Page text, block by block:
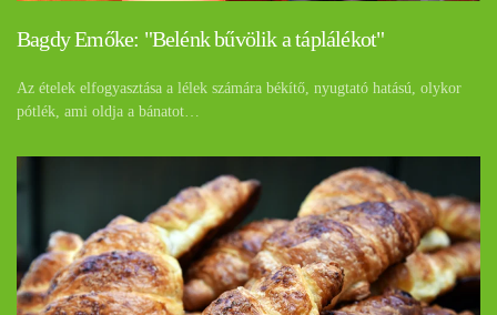
Bagdy Emőke: "Belénk bűvölik a táplálékot"
Az ételek elfogyasztása a lélek számára békítő, nyugtató hatású, olykor
pótlék, ami oldja a bánatot…